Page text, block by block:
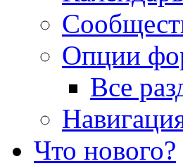
Опции
Все
Что нового?